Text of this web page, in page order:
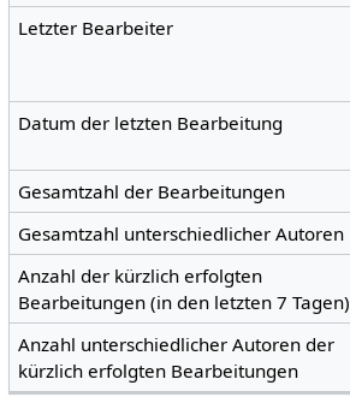
Letzter Bearbeiter
Datum der letzten Bearbeitung
Gesamtzahl der Bearbeitungen
Gesamtzahl unterschiedlicher Autoren
Anzahl der kürzlich erfolgten
Bearbeitungen (in den letzten 7 Tagen)
Anzahl unterschiedlicher Autoren der
kürzlich erfolgten Bearbeitungen